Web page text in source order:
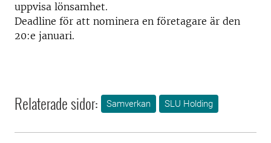
uppvisa lönsamhet.
Deadline för att nominera en företagare är den
20:e januari.
Relaterade sidor: Samverkan SLU Holding